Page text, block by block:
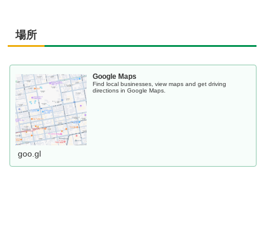
場所
Google Maps
Find local businesses, view maps and get driving
directions in Google Maps.
goo.gl